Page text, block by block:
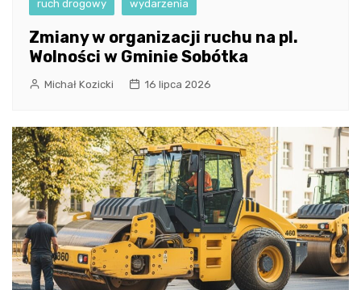
ruch drogowy wydarzenia
Zmiany w organizacji ruchu na pl.
Wolności w Gminie Sobótka
Michał Kozicki 16 lipca 2026